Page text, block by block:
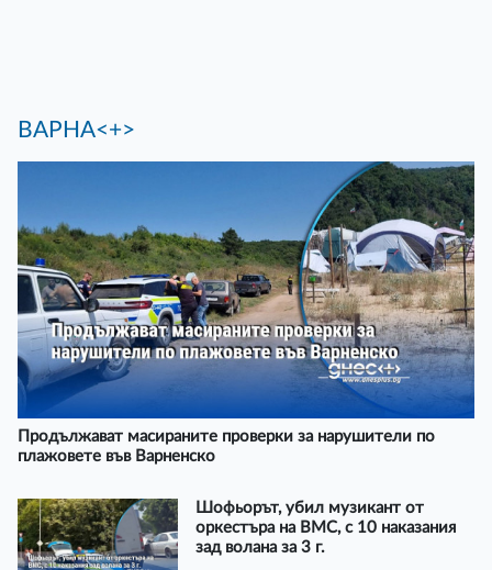
ВАРНА<+>
Продължават масираните проверки за нарушители по
плажовете във Варненско
Шофьорът, убил музикант от
оркестъра на ВМС, с 10 наказания
зад волана за 3 г.